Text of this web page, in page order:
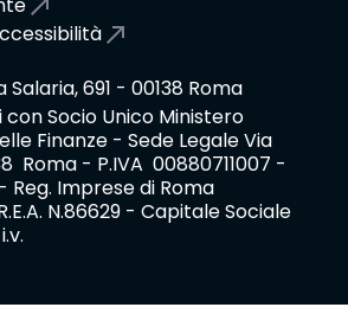
691 - 00138 Roma
Socio Unico Ministero
Finanze - Sede Legale Via
Roma - P.IVA 00880711007 -
Reg. Imprese di Roma
N.86629 - Capitale Sociale